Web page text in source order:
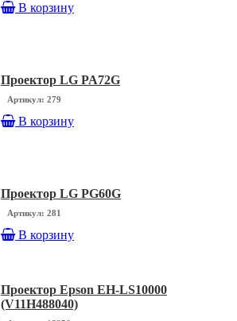
В корзину
Проектор LG PA72G
Артикул: 279
В корзину
Проектор LG PG60G
Артикул: 281
В корзину
Проектор Epson EH-LS10000
(V11H488040)